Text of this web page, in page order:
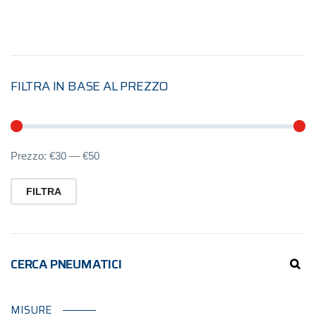
FILTRA IN BASE AL PREZZO
FILTRA
Prezzo: €30 — €50
CERCA PNEUMATICI
MISURE